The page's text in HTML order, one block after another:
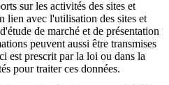
sur les activités des sites et
lien avec l'utilisation des sites et
de marché et de présentation
peuvent aussi être transmises
est prescrit par la loi ou dans la
pour traiter ces données.